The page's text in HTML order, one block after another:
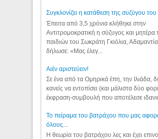
Συγκλονίζει η κατάθεση της συζύγου του
Έπειτα από 3,5 χρόνια κλήθηκε στην
Αντιτρομοκρατική η σύζυγος και μητέρα
παιδιών του Σωκράτη Γκιόλια,
δήλωσε: «Μας έλεγ...
Aιέν αριστεύειν!
Σε ένα από τα Ομηρικά έπη, την Ιλιάδα,
κανείς να εντοπίσει (και μάλιστα δύο
έκφραση-συμβουλή που αποτέλεσε
Το πείραμα του βατράχου που μας
όλους...
Η θεωρία του βατράχου λες και έχει